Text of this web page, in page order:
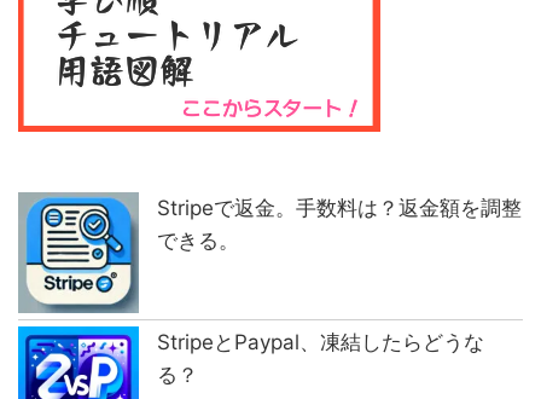
Stripeで返金。手数料は？返金額を調整
できる。
StripeとPaypal、凍結したらどうな
る？